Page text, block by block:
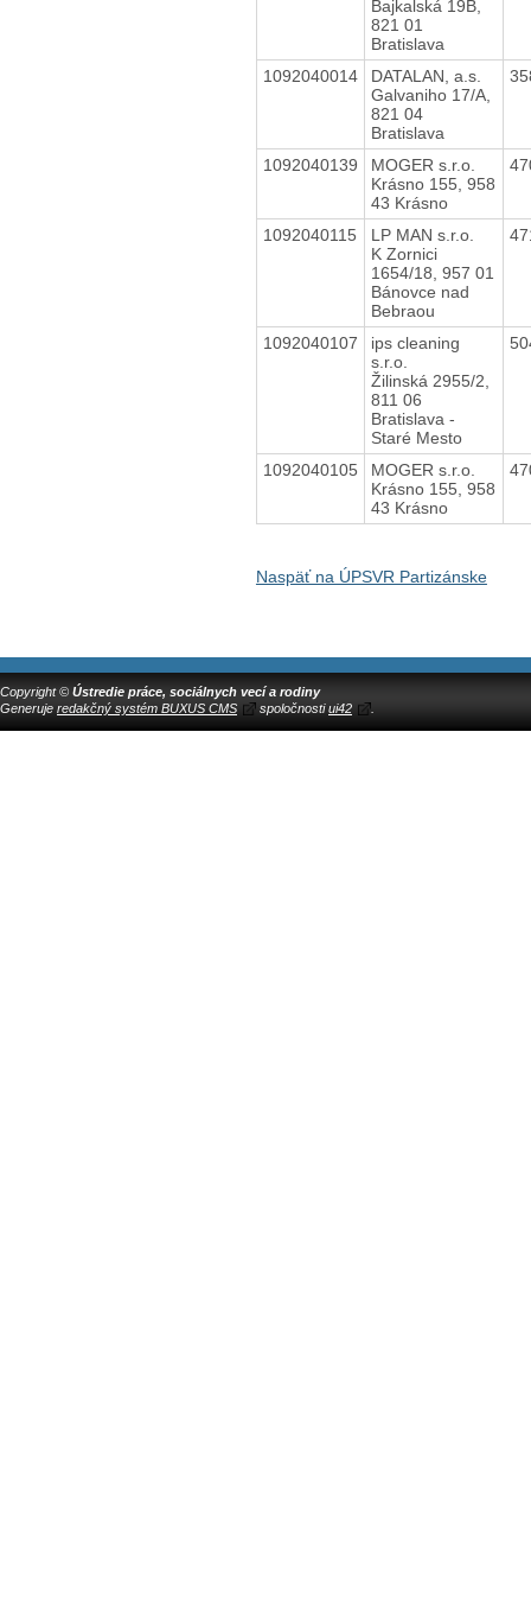
Bajkalská 19B,
821 01
Bratislava
1092040014
DATALAN, a.s.
Galvaniho 17/A,
821 04
Bratislava
1092040139
MOGER s.r.o.
Krásno 155, 958
43 Krásno
1092040115
LP MAN s.r.o.
K Zornici
1654/18, 957 01
Bánovce nad
Bebraou
1092040107
ips cleaning
s.r.o.
Žilinská 2955/2,
811 06
Bratislava -
Staré Mesto
1092040105
MOGER s.r.o.
Krásno 155, 958
43 Krásno
Naspäť na ÚPSVR Partizánske
Copyright © Ústredie práce, sociálnych vecí a rodiny
Generuje redakčný systém BUXUS CMS spoločnostiui42